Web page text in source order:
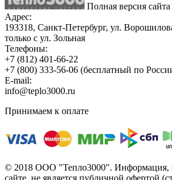
Полная версия сайта
Адрес:
193318, Санкт-Петербург, ул.
только с ул. Зольная
Телефоны:
+7 (812) 401-66-22
+7 (800) 333-56-06 (бесплатный по
E-mail:
info@teplo3000.ru
Принимаем к оплате
© 2018 ООО "Тепло3000". Информация,
сайте, не является публичной офертой